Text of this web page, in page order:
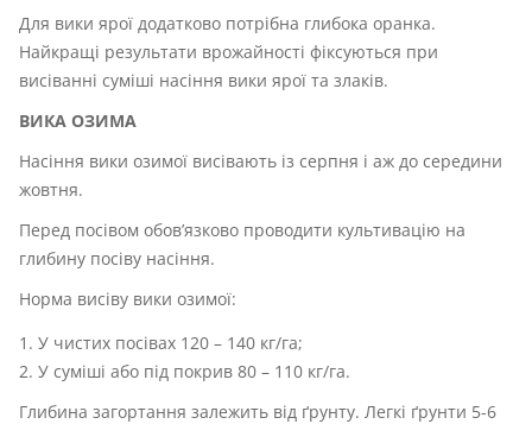
Для вики ярої додатково потрібна глибока оранка.
Найкращі результати врожайності фіксуються при
висіванні суміші насіння вики ярої та злаків.
ВИКА ОЗИМА
Насіння вики озимої висівають із серпня і аж до середини
жовтня.
Перед посівом обов’язково проводити культивацію на
глибину посіву насіння.
Норма висіву вики озимої:
У чистих посівах 120 – 140 кг/га;
У суміші або під покрив 80 – 110 кг/га.
Глибина загортання залежить від ґрунту. Легкі ґрунти 5-6